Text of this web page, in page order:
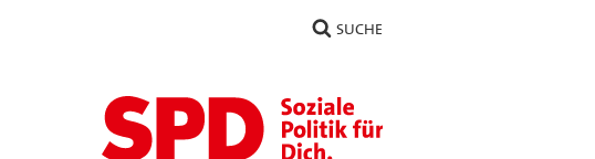
SUCHE